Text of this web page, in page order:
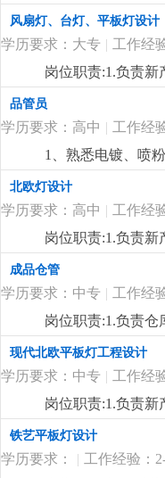
排，熟悉当地市场
风扇灯、台灯、平板灯设计
学历要求：大专 | 工作经
岗位职责:1.负责
制定新产品的工艺
功底3.有二年灯饰
品管员
学历要求：高中 | 工作经
1、熟悉电镀、喷
良品贴不合格标通
4、对所检验的产
北欧灯设计
学历要求：高中 | 工作经
岗位职责:1.负责
制定新产品的工艺
功底3.有二年灯饰
七八（余先生）更
成品仓管
学历要求：中专 | 工作经
岗位职责:1.负责
上学历，25-40岁
现代北欧平板灯工程设计
学历要求：中专 | 工作经
岗位职责:1.负责
制定新产品的工艺
功底3.有二年灯饰
铁艺平板灯设计
学历要求： | 工作经验：